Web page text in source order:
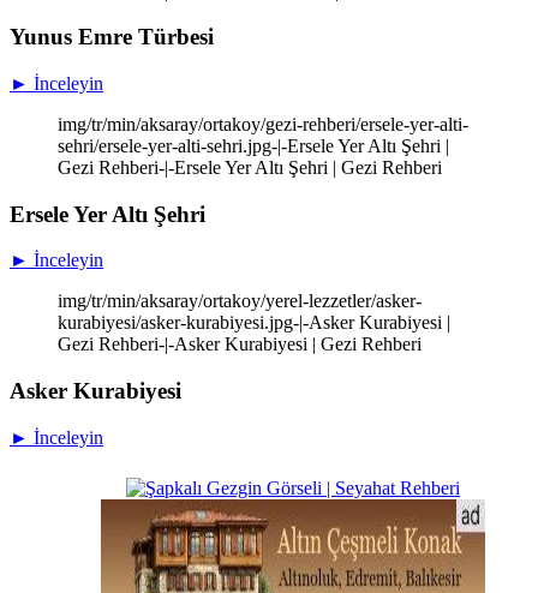
Yunus Emre Türbesi
► İnceleyin
img/tr/min/aksaray/ortakoy/gezi-rehberi/ersele-yer-alti-
sehri/ersele-yer-alti-sehri.jpg-|-Ersele Yer Altı Şehri |
Gezi Rehberi-|-Ersele Yer Altı Şehri | Gezi Rehberi
Ersele Yer Altı Şehri
► İnceleyin
img/tr/min/aksaray/ortakoy/yerel-lezzetler/asker-
kurabiyesi/asker-kurabiyesi.jpg-|-Asker Kurabiyesi |
Gezi Rehberi-|-Asker Kurabiyesi | Gezi Rehberi
Asker Kurabiyesi
► İnceleyin